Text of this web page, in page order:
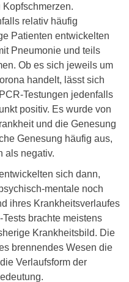
relativ häufig
Patienten entwickelten
Pneumonie und teils
Ob es sich jeweils um
handelt, lässt sich
Testungen jedenfalls
positiv. Es wurde von
und die Genesung
Genesung häufig aus,
als negativ.
sich dann,
mentale noch
ihres Krankheitsverlaufes
brachte meistens
Krankheitsbild. Die
brennendes Wesen die
Verlaufsform der